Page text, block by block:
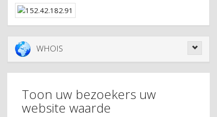
WHOIS
Toon uw bezoekers uw
website waarde